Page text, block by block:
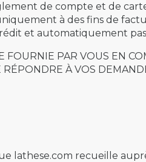
de compte et de
à des fins de
et automatiquement
FOURNIE PAR VOUS EN
À VOS
lathese.com recueille